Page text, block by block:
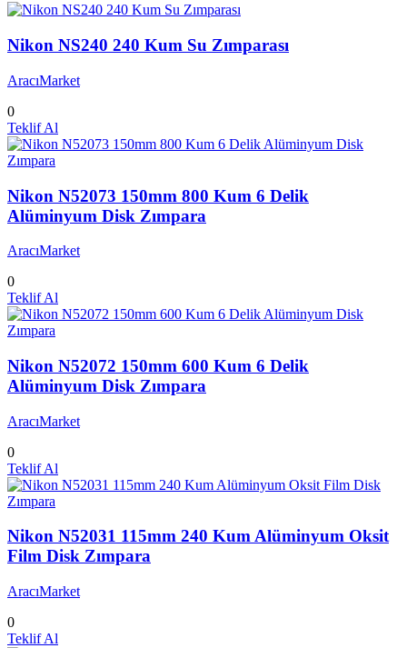
Nikon NS240 240 Kum Su Zımparası
AracıMarket
0
Teklif Al
Nikon N52073 150mm 800 Kum 6 Delik
Alüminyum Disk Zımpara
AracıMarket
0
Teklif Al
Nikon N52072 150mm 600 Kum 6 Delik
Alüminyum Disk Zımpara
AracıMarket
0
Teklif Al
Nikon N52031 115mm 240 Kum Alüminyum Oksit
Film Disk Zımpara
AracıMarket
0
Teklif Al